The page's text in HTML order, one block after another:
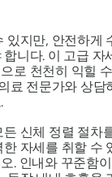
있지만, 안전하게
니다. 이 고급 자
로 천천히 익힐
료 전문가와 상담
신체 정렬 절차
자세를 취할 수
. 인내와 꾸준함